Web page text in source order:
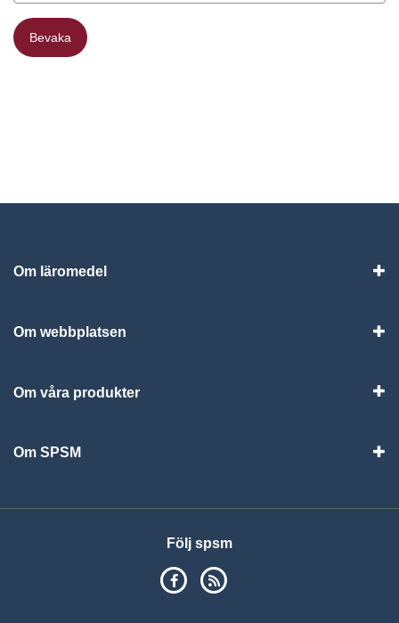
Bevaka
Bevaka
Om läromedel
Om webbplatsen
Om våra produkter
Om SPSM
Följ spsm
SPSM på Facebook